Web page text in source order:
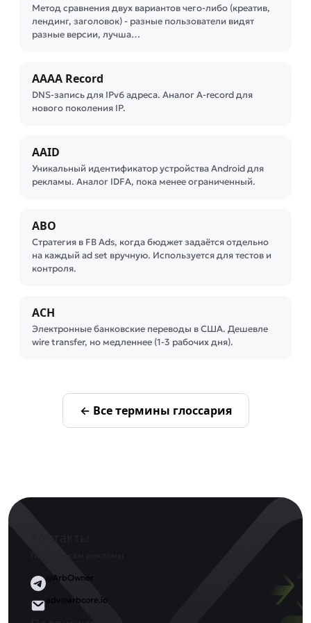
Метод сравнения двух вариантов чего-либо (креатив,
лендинг, заголовок) - разные пользователи видят
разные версии, лучша…
AAAA Record
DNS-запись для IPv6 адреса. Аналог A-record для
нового поколения IP.
AAID
Уникальный идентификатор устройства Android для
рекламы. Аналог IDFA, пока менее ограниченный.
ABO
Стратегия в FB Ads, когда бюджет задаётся отдельно
на каждый ad set вручную. Используется для тестов и
контроля.
ACH
Электронные банковские переводы в США. Дешевле
wire transfer, но медленнее (1-3 рабочих дня).
← Все термины глоссария
@ArbOwner
adv@arbcore.io